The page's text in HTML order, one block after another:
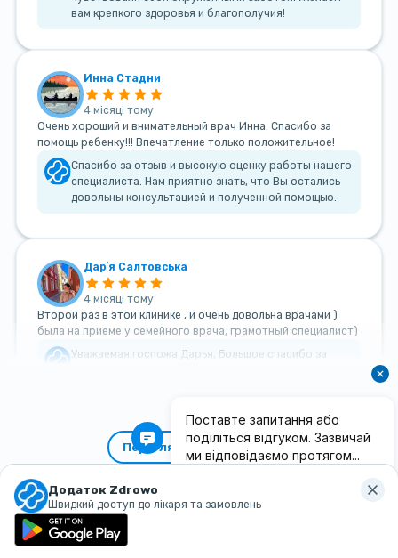
Додаток Zdrowo
Швидкий доступ до лікаря та замовлень
вам крепкого здоровья и благополучия!
Инна Стадни
4 місяці тому
Очень хороший и внимательный врач Инна. Спасибо за
помощь ребенку!!! Впечатление только положительное!
Спасибо за отзыв и высокую оценку работы нашего
специалиста. Нам приятно знать, что Вы остались
довольны консультацией и полученной помощью.
Дарʼя Салтовська
4 місяці тому
Второй раз в этой клинике , и очень довольна врачами )
была на приеме у семейного врача, грамотный специалист)
Уважаемая госпожа Дарья, Большое спасибо за
Переглянути всі відгуки
Нашіконтакти